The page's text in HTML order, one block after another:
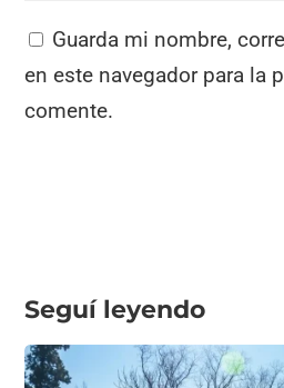
Guarda mi nombre,
en este navegador para la
comente.
Seguí leyendo